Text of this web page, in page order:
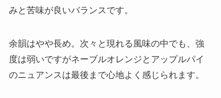
みと苦味が良いバランスです。
余韻はやや長め。次々と現れる風味の中でも、強
度は弱いですがネーブルオレンジとアップルパイ
のニュアンスは最後まで心地よく感じられます。